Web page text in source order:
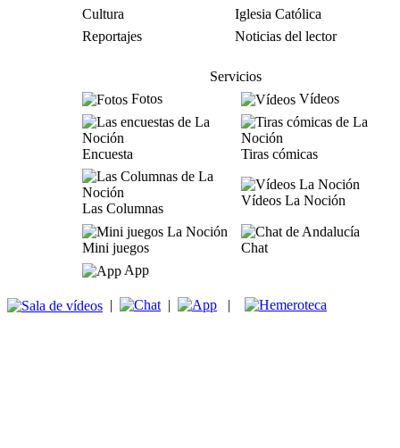
Cultura
Iglesia Católica
Reportajes
Noticias del lector
Servicios
Fotos
Vídeos
Encuesta Tiras cómicas
Las Columnas
Vídeos La Noción
Mini juegos
Chat
App
| | |